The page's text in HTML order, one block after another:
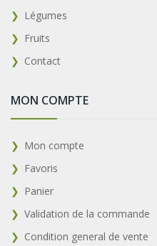
Légumes
Fruits
Contact
MON COMPTE
Mon compte
Favoris
Panier
Validation de la commande
Condition general de vente